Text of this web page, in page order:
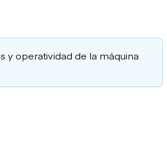
y operatividad de la máquina